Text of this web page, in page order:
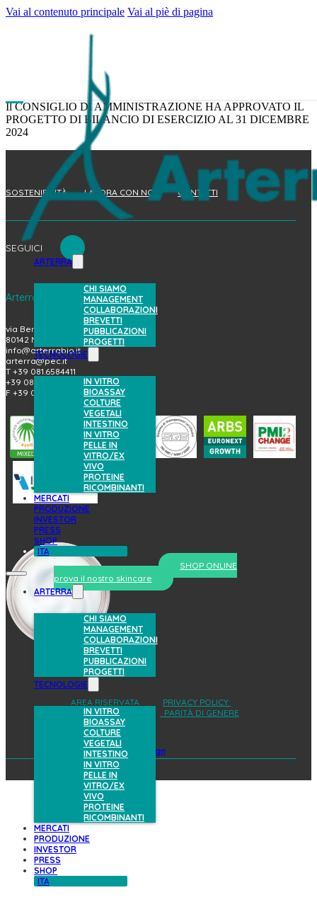
Vai al contenuto principale Vai al piè di pagina
ARTERRA
CHI SIAMO
MANAGEMENT
COLLABORAZIONI
BREVETTI
PUBBLICAZIONI
PROGETTI
TECNOLOGIE
IN VITRO
BIOASSAY
COLTURE
VEGETALI
INTESTINO
IN VITRO
PELLE IN
VITRO/EX
VIVO
PROTEINE
RICOMBINANTI
MERCATI
PRODUZIONE
INVESTOR
PRESS
SHOP
ITA
ARTERRA
CHI SIAMO
MANAGEMENT
COLLABORAZIONI
BREVETTI
PUBBLICAZIONI
PROGETTI
TECNOLOGIE
IN VITRO
BIOASSAY
COLTURE
VEGETALI
INTESTINO
IN VITRO
PELLE IN
VITRO/EX
VIVO
PROTEINE
RICOMBINANTI
MERCATI
PRODUZIONE
INVESTOR
PRESS
SHOP
ITA
Il CONSIGLIO DI AMMINISTRAZIONE HA APPROVATO IL
PROGETTO DI BILANCIO DI ESERCIZIO AL 31 DICEMBRE
2024
SOSTENIBILITÀ LAVORA CON NOI CONTATTI
SEGUICI
Arterra Bioscience S.p.A.
via Benedetto Brin, 69
80142 Napoli (Italy)
info@arterrabio.it
arterra@pec.it
T +39 081.6584411
+39 081.6584396
F +39 081.2144864
SHOP ONLINE
prova il nostro skincare
AREA RISERVATA
PRIVACY POLICY
COOKIES POLICY
PARITÀ DI GENERE
design